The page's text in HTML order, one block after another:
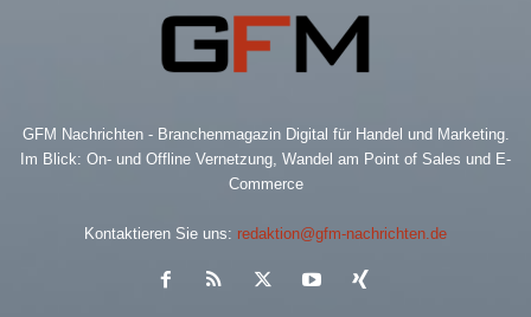
GFM Nachrichten - Branchenmagazin Digital für Handel und Marketing.
Im Blick: On- und Offline Vernetzung, Wandel am Point of Sales und E-
Commerce
Kontaktieren Sie uns: redaktion@gfm-nachrichten.de